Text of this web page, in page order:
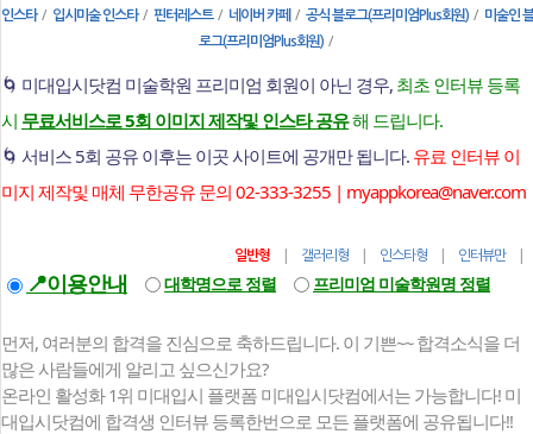
인스타/ 입시미술 인스타/ 핀터레스트/ 네이버 카페 / 공식 블로그(프리미엄Plus회원) / 미술인 블
로그(프리미엄Plus회원) /
🌀 미대입시닷컴 미술학원 프리미엄 회원이 아닌 경우, 최초 인터뷰 등록
시 무료서비스로 5회 이미지 제작및 인스타 공유해 드립니다.
🌀 서비스 5회 공유 이후는 이곳 사이트에 공개만 됩니다. 유료 인터뷰 이
미지 제작및 매체 무한공유 문의 02-333-3255 | myappkorea@naver.com
일반형 | 갤러리형 | 인스타형 | 인터뷰만|
📍이용안내 대학명으로 정렬 프리미엄 미술학원명 정렬
먼저, 여러분의 합격을 진심으로 축하드립니다. 이 기쁜~~ 합격소식을 더
많은 사람들에게 알리고 싶으신가요?
온라인 활성화 1위 미대입시 플랫폼 미대입시닷컴에서는 가능합니다! 미
대입시닷컴에 합격생 인터뷰 등록한번으로 모든 플랫폼에 공유됩니다!!